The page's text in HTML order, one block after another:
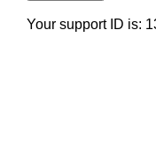
Your support ID is: